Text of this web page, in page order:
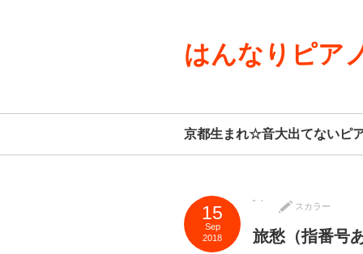
はんなりピア
京都生まれ☆音大出てないピ
15
Sep
2018
スカラー
旅愁（指番号